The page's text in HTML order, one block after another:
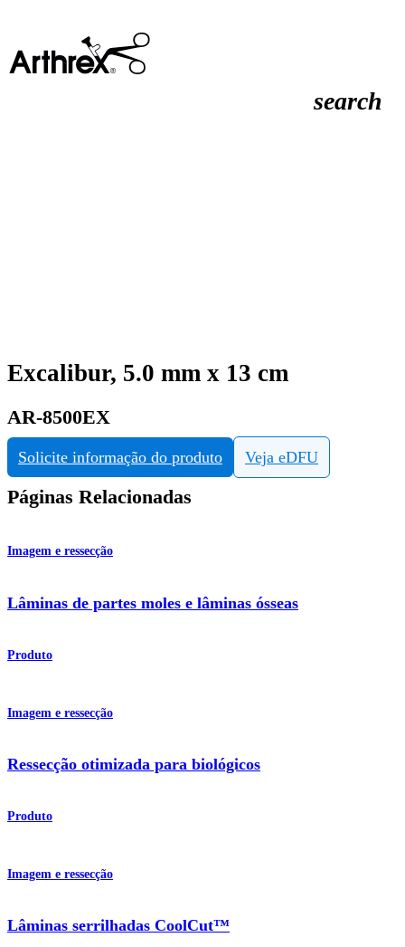
search
Excalibur, 5.0 mm x 13 cm
AR-8500EX
Solicite informação do produto Veja eDFU
Páginas Relacionadas
Imagem e ressecção
Lâminas de partes moles e lâminas ósseas
Produto
Imagem e ressecção
Ressecção otimizada para biológicos
Produto
Imagem e ressecção
Lâminas serrilhadas CoolCut™